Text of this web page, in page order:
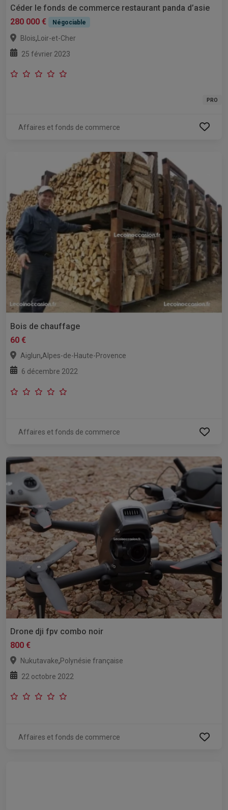
Céder le fonds de commerce restaurant panda d’asie
280 000 €
Négociable
Blois, Loir-et-Cher
25 février 2023
PRO
Affaires et fonds de commerce
Bois de chauffage
60 €
Aiglun,Alpes-de-Haute-Provence
6 décembre 2022
Affaires et fonds de commerce
Drone dji fpv combo noir
800 €
Nukutavake,Polynésie française
22 octobre 2022
Affaires et fonds de commerce